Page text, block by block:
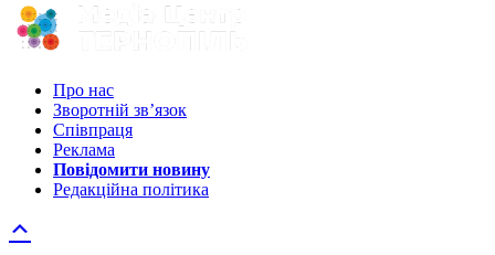
Про нас
Зворотній зв’язок
Співпраця
Реклама
Повідомити новину
Редакційна політика